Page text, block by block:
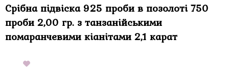
Срібна підвіска 925 проби в позолоті 750
проби 2,00 гр. з танзанійськими
помаранчевими кіанітами 2,1 карат